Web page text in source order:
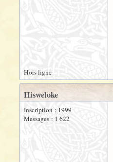
Hors ligne
Hisweloke
Inscription : 1999
Messages : 1 622